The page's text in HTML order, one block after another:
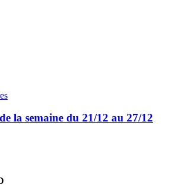
la semaine du 21/12 au 27/12